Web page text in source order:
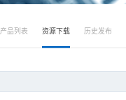
产品列表 资源下载 历史发布